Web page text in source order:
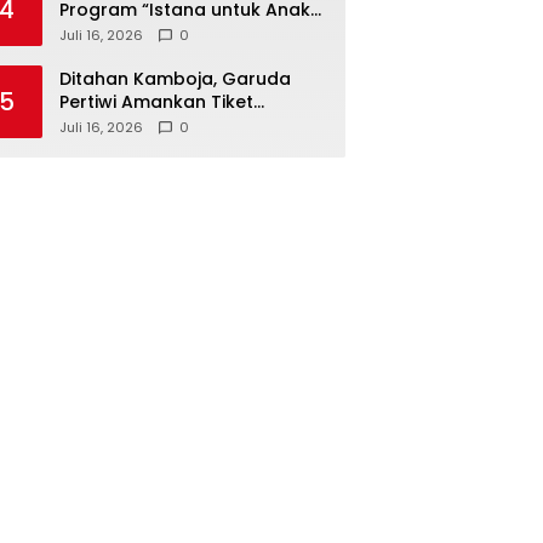
Program “Istana untuk Anak
Sekolah”, Kenali Sejarah
Juli 16, 2026 0
Ditahan Kamboja, Garuda
Pertiwi Amankan Tiket
Semifinal Piala AFF Putri 2026
Juli 16, 2026 0